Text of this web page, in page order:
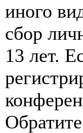
иного
сбор
13 лет.